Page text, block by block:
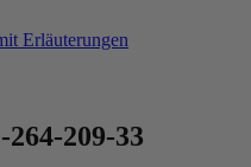
Erläuterungen
209-33